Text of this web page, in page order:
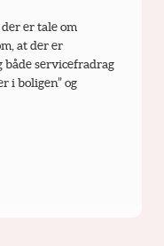
er tale om
at der er
både servicefradrag
i boligen” og